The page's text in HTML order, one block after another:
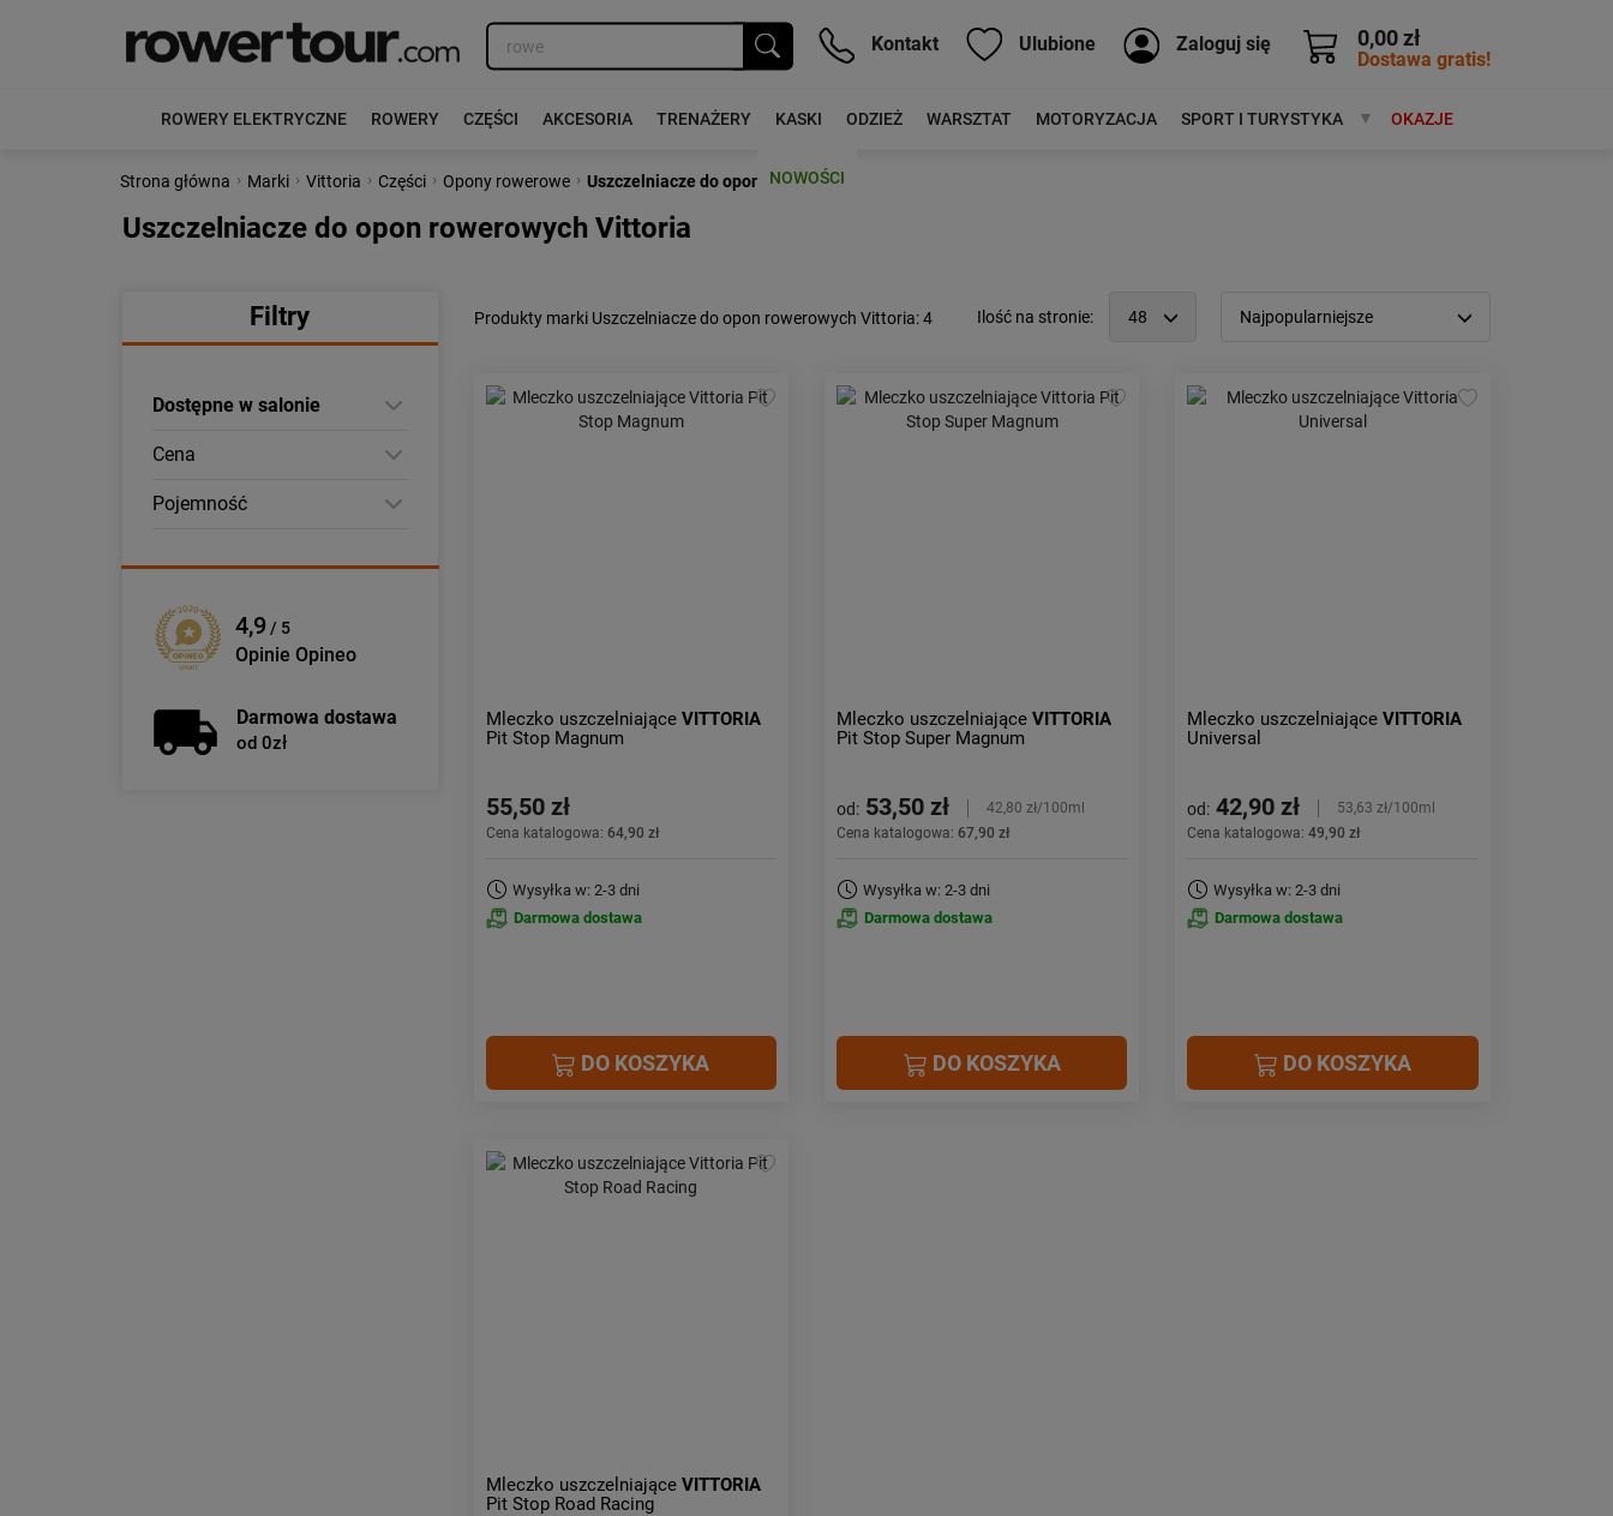
0,00 zł
Dostawa gratis!
Kontakt Ulubione Zaloguj się
ROWERY ELEKTRYCZNE ROWERY CZĘŚCI AKCESORIA TRENAŻERY KASKI ODZIEŻ WARSZTAT MOTORYZACJA SPORT I TURYSTYKA MARKIOKAZJE
NOWOŚCI
Strona główna › Marki › Vittoria › Części › Opony rowerowe › Uszczelniacze do opon rowerowych
Uszczelniacze do opon rowerowych Vittoria
Ilość na stronie: 48 Najpopularniejsze
Cena:
od najniższej
Filtry
Dostępne w salonie
Cena
Pojemność
4,9 / 5
Opinie Opineo
Darmowa dostawa
od 0zł
Produkty marki Uszczelniacze do opon rowerowych Vittoria: 4
Mleczko uszczelniające VITTORIA
Pit Stop Magnum
55,50 zł
Cena katalogowa: 64,90 zł
Wysyłka w: 2-3 dni
Darmowa dostawa
DO KOSZYKA
Mleczko uszczelniające VITTORIA
Pit Stop Super Magnum
od:53,50 zł
42,80 zł/100ml
Cena katalogowa: 67,90 zł
Wysyłka w: 2-3 dni
Darmowa dostawa
DO KOSZYKA
Mleczko uszczelniająceVITTORIA
Universal
od: 42,90 zł
53,63 zł/100ml
Cena katalogowa:49,90 zł
Wysyłka w: 2-3 dni
Darmowa dostawa
DO KOSZYKA
Mleczko uszczelniające VITTORIA
Pit Stop Road Racing